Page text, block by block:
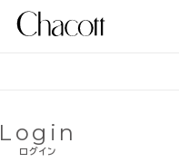
ログイン
Login